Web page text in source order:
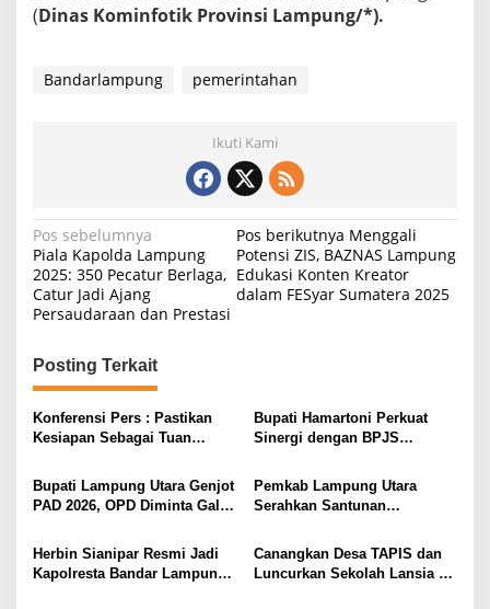
(Dinas Kominfotik Provinsi Lampung/*).
Bandarlampung pemerintahan
Ikuti Kami
N
a
v
g
a
s
p
o
s
Pos sebelumnya
Piala Kapolda Lampung
2025: 350 Pecatur Berlaga,
Catur Jadi Ajang
Persaudaraan dan Prestasi
Pos berikutnya Menggali
Potensi ZIS, BAZNAS Lampung
Edukasi Konten Kreator
dalam FESyar Sumatera 2025
Posting Terkait
Konferensi Pers : Pastikan
Kesiapan Sebagai Tuan
Tiga Venue Pelaksanaan
Soeratin Cup Piala Gubernur
Lampung
Bupati Hamartoni Perkuat
Sinergi dengan BPJS
Kesehatan Makin Cepat dan
Mudah
Bupati Lampung Utara Genjot
PAD 2026, OPD Diminta Gali
hingga Optimalkan PBB-P2
Pemkab Lampung Utara
Serahkan Santunan
Korban Kebakaran
Herbin Sianipar Resmi Jadi
Kapolresta Bandar Lampung,
Canangkan Desa TAPIS dan
Luncurkan Sekolah Lansia di